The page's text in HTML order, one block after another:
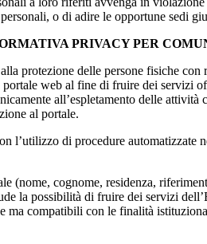
o di adire le opportune sedi
PRIVACY PER
protezione delle persone fisiche
web al fine di fruire dei
all’espletamento delle
al portale.
l’utilizzo di procedure
(nome, cognome, residenza,
la possibilità di fruire dei servizi
ma compatibili con le finalità